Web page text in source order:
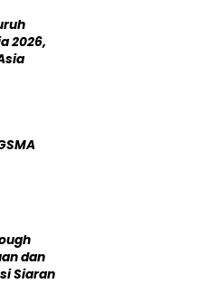
2026,
dan
Siaran